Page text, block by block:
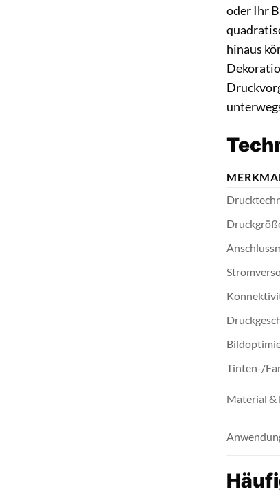
oder Ihr
hinaus
Tinten-/
Material &